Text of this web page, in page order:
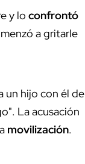
y lo confrontó
a gritarle
un hijo con él de
La acusación
movilización.